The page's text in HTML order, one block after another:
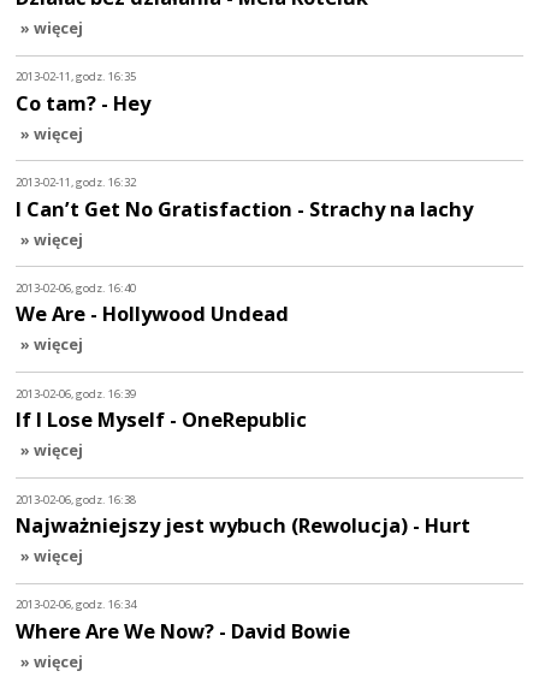
» więcej
2013-02-11, godz. 16:35
Co tam? - Hey
» więcej
2013-02-11, godz. 16:32
I Can’t Get No Gratisfaction - Strachy na lachy
» więcej
2013-02-06, godz. 16:40
We Are - Hollywood Undead
» więcej
2013-02-06, godz. 16:39
If I Lose Myself - OneRepublic
» więcej
2013-02-06, godz. 16:38
Najważniejszy jest wybuch (Rewolucja) - Hurt
» więcej
2013-02-06, godz. 16:34
Where Are We Now? - David Bowie
» więcej